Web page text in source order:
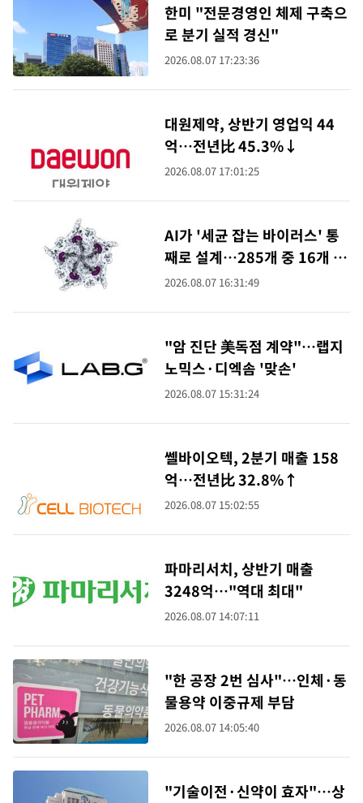
한미 "전문경영인 체제 구축으
로 분기 실적 경신"
2026.08.07 17:23:36
대원제약, 상반기 영업익 44
억…전년比 45.3%↓
2026.08.07 17:01:25
AI가 '세균 잡는 바이러스' 통
째로 설계…285개 중 16개 작
동
2026.08.07 16:31:49
"암 진단 美독점 계약"…랩지
노믹스·디엑솜 '맞손'
2026.08.07 15:31:24
쎌바이오텍, 2분기 매출 158
억…전년比 32.8%↑
2026.08.07 15:02:55
파마리서치, 상반기 매출
3248억…"역대 최대"
2026.08.07 14:07:11
"한 공장 2번 심사"…인체·동
물용약 이중규제 부담
2026.08.07 14:05:40
"기술이전·신약이 효자"…상